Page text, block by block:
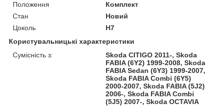
Положення
Комплект
Стан
Новий
Цоколь
H7
Користувальницькі характеристики
Сумісність з:
Skoda CITIGO 2011-, Skoda
FABIA (6Y2) 1999-2008, Skoda
FABIA Sedan (6Y3) 1999-2007,
Skoda FABIA Combi (6Y5)
2000-2007, Skoda FABIA (5J2)
2006-, Skoda FABIA Combi
(5J5) 2007-, Skoda OCTAVIA